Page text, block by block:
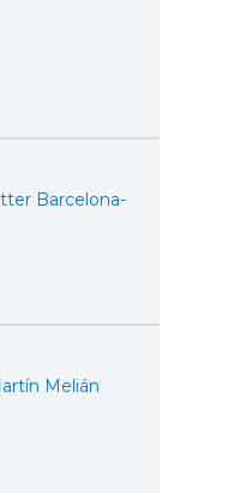
Barcelona-
Melián